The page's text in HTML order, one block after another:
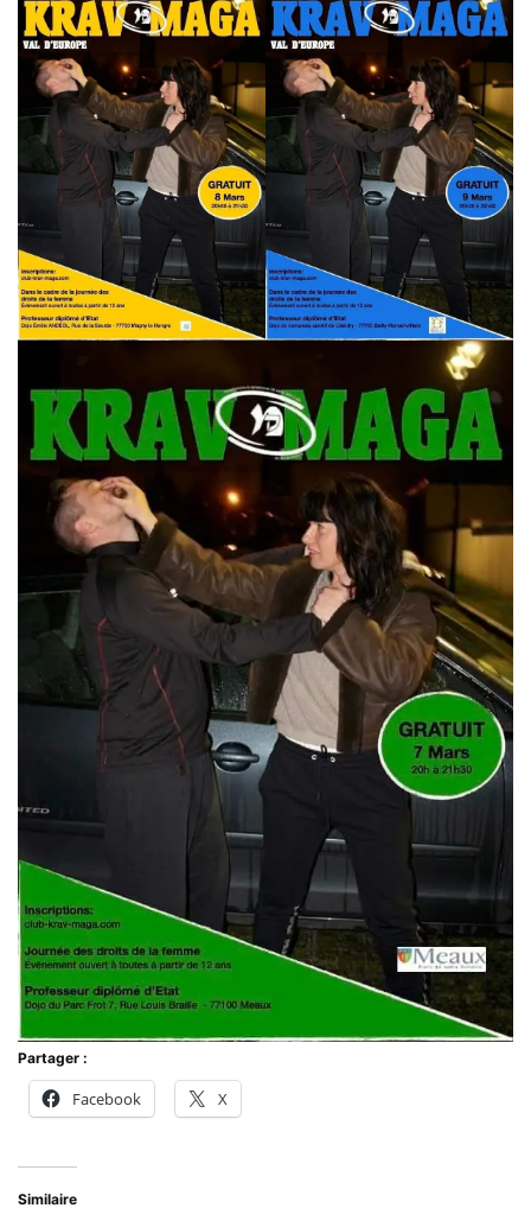
Partager :
Facebook X
Similaire